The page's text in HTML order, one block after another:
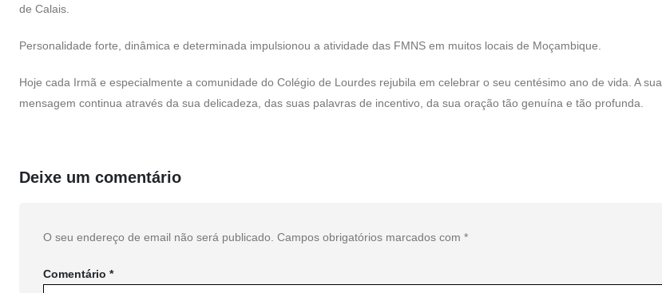
de Calais.
Personalidade forte, dinâmica e determinada impulsionou a atividade das FMNS em muitos locais de Moçambique.
Hoje cada Irmã e especialmente a comunidade do Colégio de Lourdes rejubila em celebrar o seu centésimo ano de vida. A sua
mensagem continua através da sua delicadeza, das suas palavras de incentivo, da sua oração tão genuína e tão profunda.
Deixe um comentário
O seu endereço de email não será publicado. Campos obrigatórios marcados com *
Comentário *